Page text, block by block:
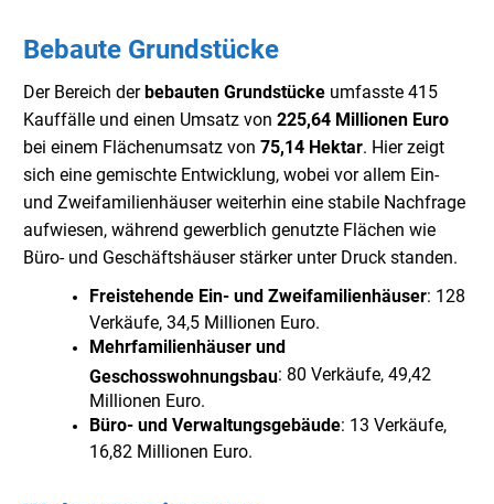
Bebaute Grundstücke
Der Bereich derbebauten Grundstücke umfasste 415
Kauffälle und einen Umsatz von 225,64 Millionen Euro
bei einem Flächenumsatz von 75,14 Hektar. Hier zeigt
sich eine gemischte Entwicklung, wobei vor allem Ein-
und Zweifamilienhäuser weiterhin eine stabile Nachfrage
aufwiesen, während gewerblich genutzte Flächen wie
Büro- und Geschäftshäuser stärker unter Druck standen.
Freistehende Ein- und Zweifamilienhäuser: 128
Verkäufe, 34,5 Millionen Euro.
Mehrfamilienhäuser und
Geschosswohnungsbau: 80 Verkäufe, 49,42
Millionen Euro.
Büro- und Verwaltungsgebäude: 13 Verkäufe,
16,82 Millionen Euro.